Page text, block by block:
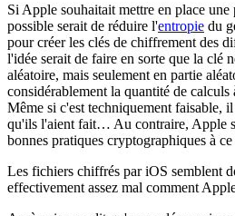
Si Apple souhaitait mettre en place
possible serait de réduire l'entropie du
pour créer les clés de chiffrement des
l'idée serait de faire en sorte que la clé
aléatoire, mais seulement en partie
considérablement la quantité de
Même si c'est techniquement faisable,
qu'ils l'aient fait… Au contraire, Apple
bonnes pratiques cryptographiques à
Les fichiers chiffrés par iOS semblent
effectivement assez mal comment